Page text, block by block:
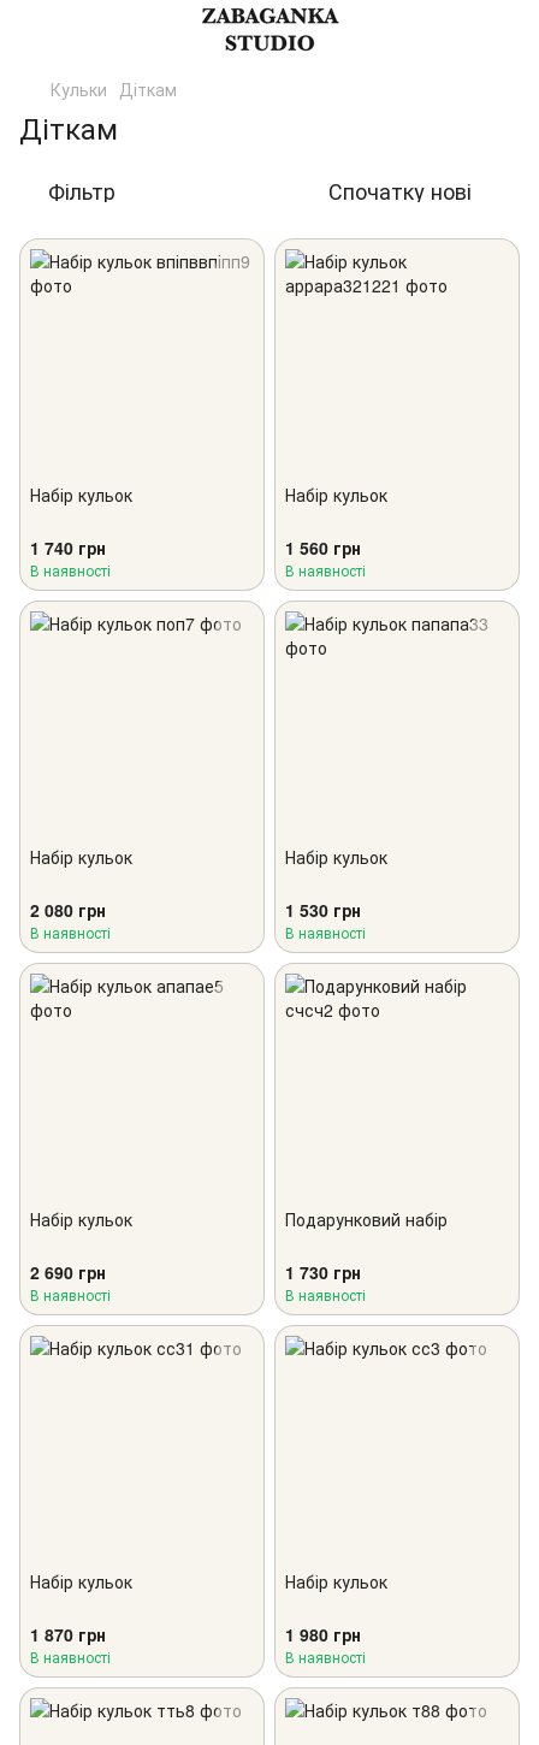
Кульки Діткам
Діткам
Фільтр Спочатку нові
Набір кульок
1 740 грн
В наявності
Набір кульок
1 560 грн
В наявності
Набір кульок
2 080 грн
В наявності
Набір кульок
1 530 грн
В наявності
Набір кульок
2 690 грн
В наявності
Подарунковий набір
1 730 грн
В наявності
Набір кульок
1 870 грн
В наявності
Набір кульок
1 980 грн
В наявності